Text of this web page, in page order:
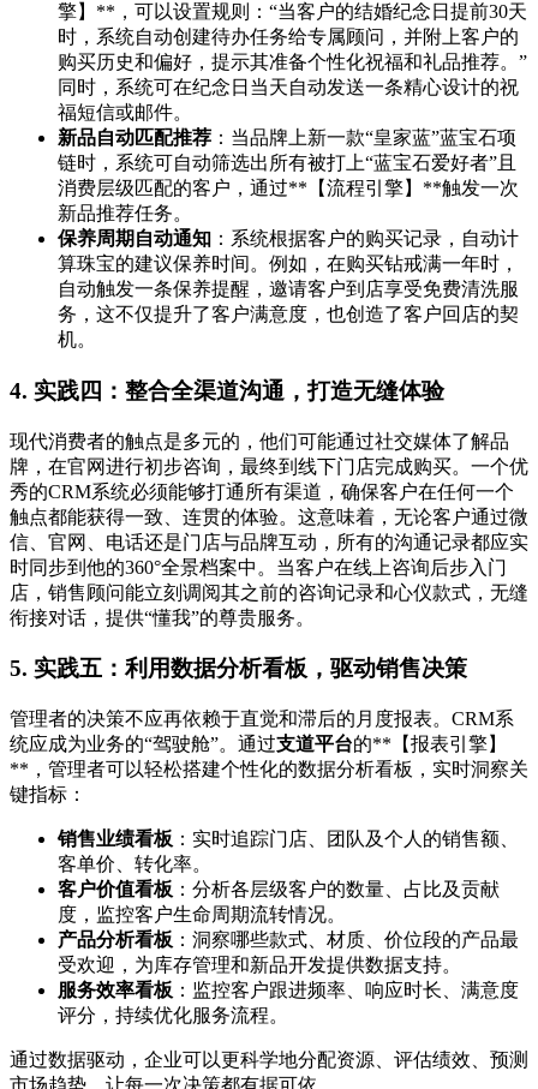
擎】**，可以设置规则：“当客户的结婚纪念日提前30天
时，系统自动创建待办任务给专属顾问，并附上客户的
购买历史和偏好，提示其准备个性化祝福和礼品推荐。”
同时，系统可在纪念日当天自动发送一条精心设计的祝
福短信或邮件。
新品自动匹配推荐 ：当品牌上新一款“皇家蓝”蓝宝石项
链时，系统可自动筛选出所有被打上“蓝宝石爱好者”且
消费层级匹配的客户，通过**【流程引擎】**触发一次
新品推荐任务。
保养周期自动通知 ：系统根据客户的购买记录，自动计
算珠宝的建议保养时间。例如，在购买钻戒满一年时，
自动触发一条保养提醒，邀请客户到店享受免费清洗服
务，这不仅提升了客户满意度，也创造了客户回店的契
机。
4. 实践四：整合全渠道沟通，打造无缝体验
现代消费者的触点是多元的，他们可能通过社交媒体了解品
牌，在官网进行初步咨询，最终到线下门店完成购买。一个优
秀的CRM系统必须能够打通所有渠道，确保客户在任何一个
触点都能获得一致、连贯的体验。这意味着，无论客户通过微
信、官网、电话还是门店与品牌互动，所有的沟通记录都应实
时同步到他的360°全景档案中。当客户在线上咨询后步入门
店，销售顾问能立刻调阅其之前的咨询记录和心仪款式，无缝
衔接对话，提供“懂我”的尊贵服务。
5. 实践五：利用数据分析看板，驱动销售决策
管理者的决策不应再依赖于直觉和滞后的月度报表。CRM系
统应成为业务的“驾驶舱”。通过支道平台的**【报表引擎】
**，管理者可以轻松搭建个性化的数据分析看板，实时洞察关
键指标：
销售业绩看板 ：实时追踪门店、团队及个人的销售额、
客单价、转化率。
客户价值看板 ：分析各层级客户的数量、占比及贡献
度，监控客户生命周期流转情况。
产品分析看板 ：洞察哪些款式、材质、价位段的产品最
受欢迎，为库存管理和新品开发提供数据支持。
服务效率看板 ：监控客户跟进频率、响应时长、满意度
评分，持续优化服务流程。
通过数据驱动，企业可以更科学地分配资源、评估绩效、预测